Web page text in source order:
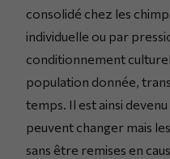
consolidé chez les
individuelle ou par
conditionnement
population donnée,
temps. Il est ainsi
peuvent changer mais
sans être remises en